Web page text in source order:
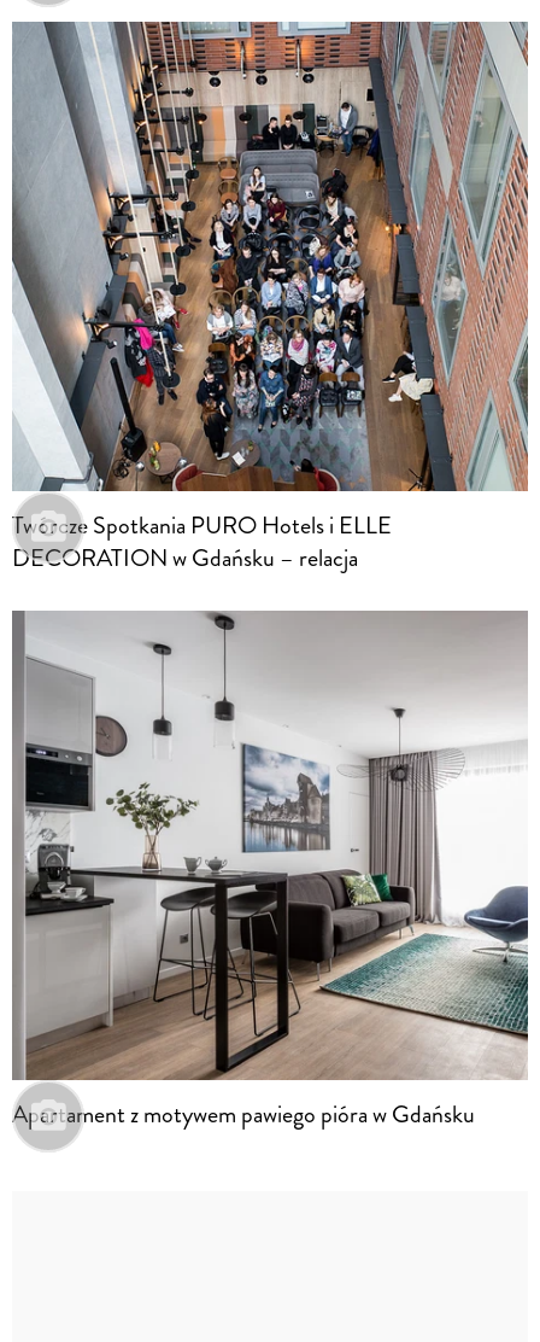
Twórcze Spotkania PURO Hotels i ELLE
DECORATION w Gdańsku – relacja
Apartament z motywem pawiego pióra w Gdańsku